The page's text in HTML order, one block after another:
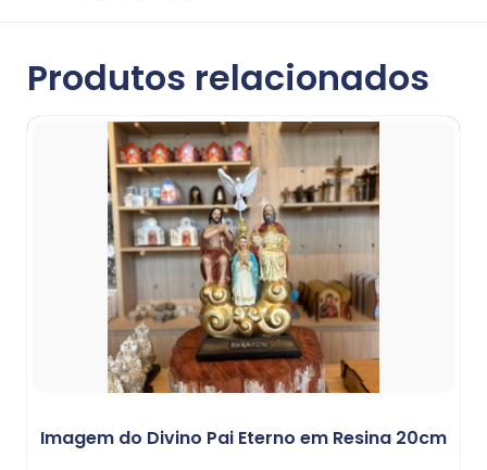
Produtos relacionados
Imagem do Divino Pai Eterno em Resina 20cm